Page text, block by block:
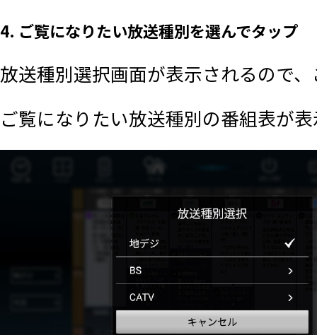
4. ご覧になりたい放送種別を選んでタップ
放送種別選択画面が表示されるので
ご覧になりたい放送種別の番組表が